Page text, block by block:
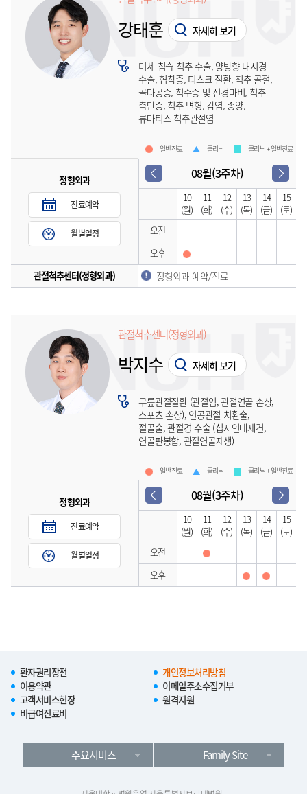
강태훈 자세히 보기
미세 침습 척추 수술, 양방향 내시경
수술, 협착증, 디스크 질환, 척추 골절,
골다공증, 척수증 및 신경마비, 척추
측만증, 척추 변형, 감염, 종양,
류마티스 척추관절염
일반진료 클리닉 클리닉 + 일반진료
정형외과
진료예약
월별일정
08월(3주차)
10
(월)
11
(화)
12
(수)
13
(목)
14
(금)
15
(토)
오전
오후
관절척추센터(정형외과)
정형외과 예약/진료
관절척추센터(정형외과)
박지수 자세히 보기
무릎관절질환 (관절염, 관절연골 손상,
스포츠 손상), 인공관절 치환술,
절골술, 관절경 수술 (십자인대재건,
연골판봉합, 관절연골재생)
일반진료 클리닉 클리닉 + 일반진료
정형외과
진료예약
월별일정
08월(3주차)
10
(월)
11
(화)
12
(수)
13
(목)
14
(금)
15
(토)
오전
오후
환자권리장전
개인정보처리방침
이용약관
이메일주소수집거부
고객서비스헌장
원격지원
비급여진료비
주요서비스 Family Site